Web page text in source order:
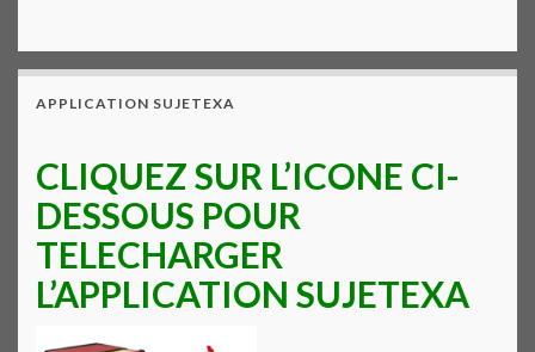
APPLICATION SUJETEXA
CLIQUEZ SUR L’ICONE CI-
DESSOUS POUR
TELECHARGER
L’APPLICATION SUJETEXA